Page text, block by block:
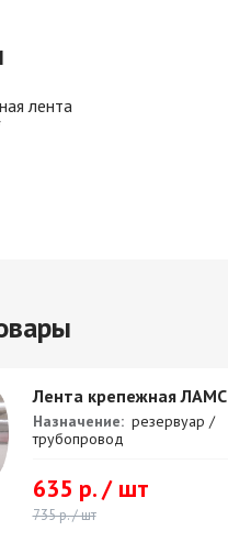
лента
Лента крепежная ЛАМС
Назначение: резервуар /
трубопровод
635 р. / шт
735 р. / шт